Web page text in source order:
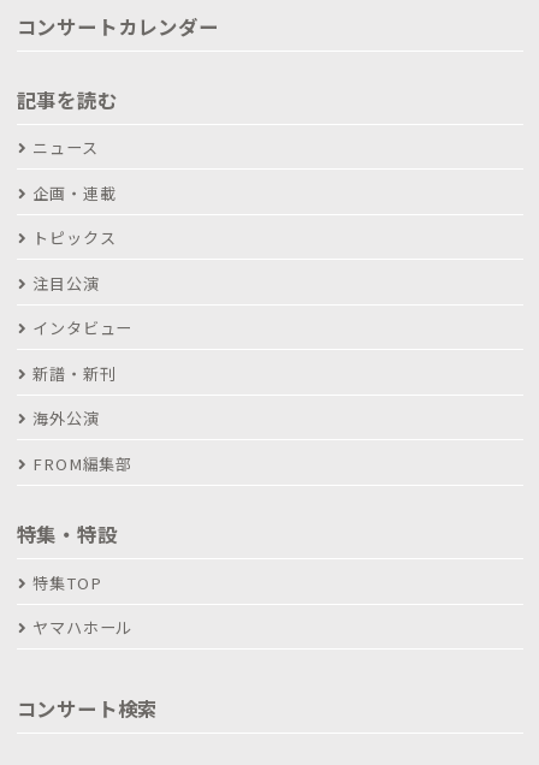
コンサートカレンダー
記事を読む
ニュース
企画・連載
トピックス
注目公演
インタビュー
新譜・新刊
海外公演
FROM編集部
特集・特設
特集TOP
ヤマハホール
コンサート検索